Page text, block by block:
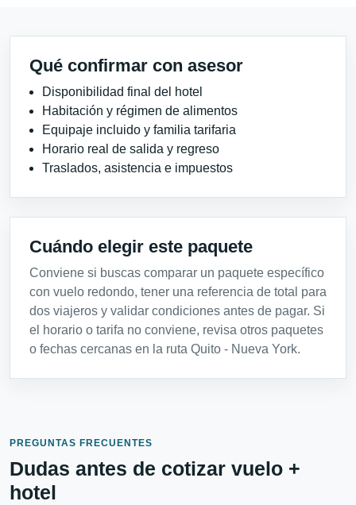
Qué confirmar con asesor
Disponibilidad final del hotel
Habitación y régimen de alimentos
Equipaje incluido y familia tarifaria
Horario real de salida y regreso
Traslados, asistencia e impuestos
Cuándo elegir este paquete
Conviene si buscas comparar un paquete específico
con vuelo redondo, tener una referencia de total para
dos viajeros y validar condiciones antes de pagar. Si
el horario o tarifa no conviene, revisa otros paquetes
o fechas cercanas en la ruta Quito - Nueva York.
PREGUNTAS FRECUENTES
Dudas antes de cotizar vuelo +
hotel